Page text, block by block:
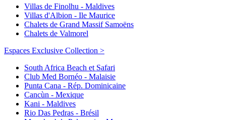
Villas de Finolhu - Maldives
Villas d'Albion - Ile Maurice
Chalets de Grand Massif Samoëns
Chalets de Valmorel
Espaces Exclusive Collection >
South Africa Beach et Safari
Club Med Bornéo - Malaisie
Punta Cana - Rép. Dominicaine
Cancùn - Mexique
Kani - Maldives
Rio Das Pedras - Brésil